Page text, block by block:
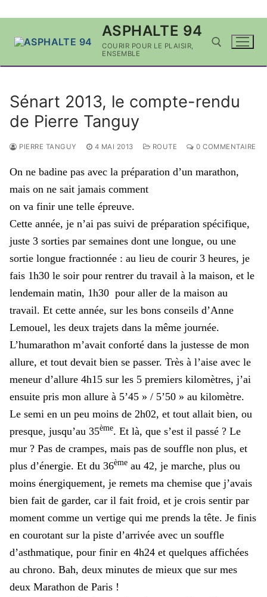
ASPHALTE 94
COURIR POUR LE PLAISIR,
ENSEMBLE
Sénart 2013, le compte-rendu
de Pierre Tanguy
PIERRE TANGUY 4 MAI 2013 ROUTE 0 COMMENTAIRE
On ne badine pas avec la préparation d’un marathon,
mais on ne sait jamais comment
on va finir une telle épreuve.
Cette année, je n’ai pas suivi de préparation spécifique,
juste 3 sorties par semaines dont une longue, ou une
sortie longue fractionnée : au lieu de courir 3 heures, je
fais 1h30 le soir pour rentrer du travail à la maison, et le
lendemain matin, 1h30 pour aller de la maison au
travail. Et cette année, sur les bons conseils d’Anne
Lemouel, les deux trajets dans la même journée.
L’humarathon m’avait conforté dans la justesse de mon
allure, et tout devait bien se passer. Très à l’aise avec le
meneur d’allure 4h15 sur les 5 premiers kilomètres, j’ai
ensuite pris mon allure à 5’45 » / 5’50 » au kilomètre.
Le semi en un peu moins de 2h02, et tout allait bien, ou
presque, jusqu’au 35ème. Et là, que s’est il passé ? Le
mur ? Pas de crampes, mais pas de souffle non plus, et
plus d’énergie. Et du 36ème au 42, je marche, plus ou
moins énergiquement, je remets ma chemise que j’avais
bien fait de garder, car il fait froid, et je crois sentir par
moment comme un vertige qui me prends la tête. Je finis
en courotant sur la piste d’arrivée avec un souffle
d’asthmatique, pour finir en 4h24 et quelques affichées
au chrono. Bah, deux minutes de mieux que sur mes
deux Marathon de Paris !